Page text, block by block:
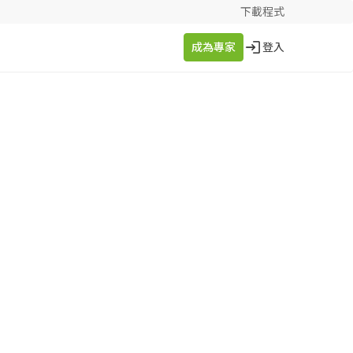
下載程式
成為專家 登入